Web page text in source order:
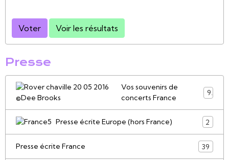
Voter Voir les résultats
Presse
Vos souvenirs de
concerts France
9
Presse écrite Europe (hors France) 2
Presse écrite France 39